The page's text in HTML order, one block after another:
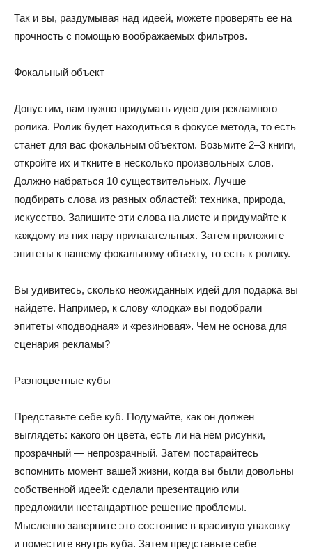
Так и вы, раздумывая над идеей, можете проверять ее на
прочность с помощью воображаемых фильтров.
Фокальный объект
Допустим, вам нужно придумать идею для рекламного
ролика. Ролик будет находиться в фокусе метода, то есть
станет для вас фокальным объектом. Возьмите 2–3 книги,
откройте их и ткните в несколько произвольных слов.
Должно набраться 10 существительных. Лучше
подбирать слова из разных областей: техника, природа,
искусство. Запишите эти слова на листе и придумайте к
каждому из них пару прилагательных. Затем приложите
эпитеты к вашему фокальному объекту, то есть к ролику.
Вы удивитесь, сколько неожиданных идей для подарка вы
найдете. Например, к слову «лодка» вы подобрали
эпитеты «подводная» и «резиновая». Чем не основа для
сценария рекламы?
Разноцветные кубы
Представьте себе куб. Подумайте, как он должен
выглядеть: какого он цвета, есть ли на нем рисунки,
прозрачный — непрозрачный. Затем постарайтесь
вспомнить момент вашей жизни, когда вы были довольны
собственной идеей: сделали презентацию или
предложили нестандартное решение проблемы.
Мысленно заверните это состояние в красивую упаковку
и поместите внутрь куба. Затем представьте себе